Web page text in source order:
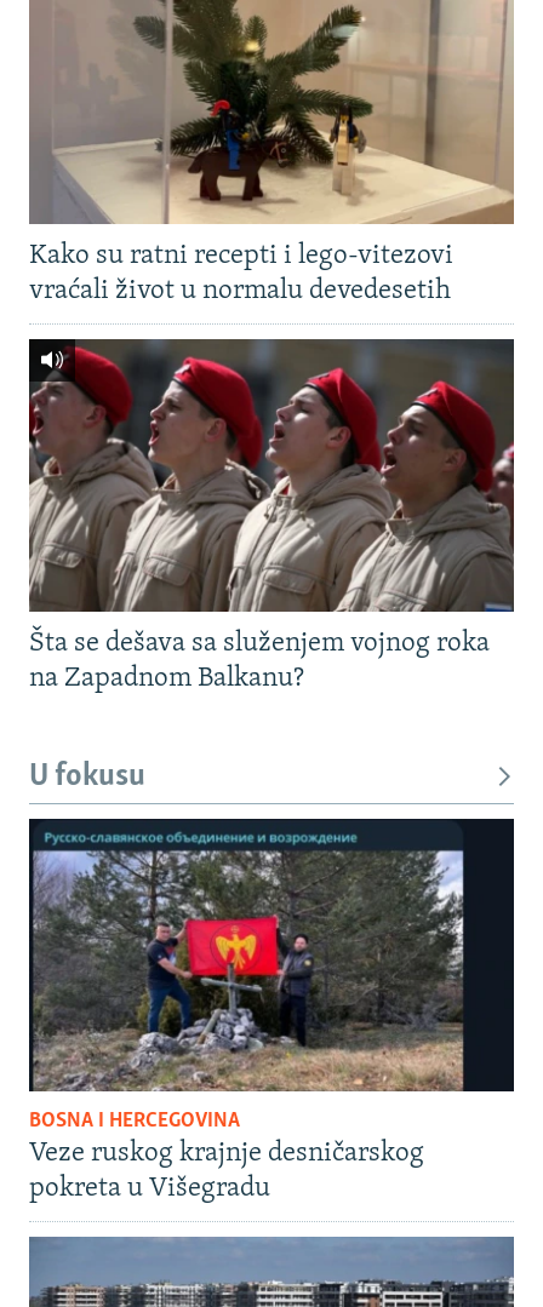
Kako su ratni recepti i lego-vitezovi
vraćali život u normalu devedesetih
Šta se dešava sa služenjem vojnog roka
na Zapadnom Balkanu?
U fokusu
BOSNA I HERCEGOVINA
Veze ruskog krajnje desničarskog
pokreta u Višegradu